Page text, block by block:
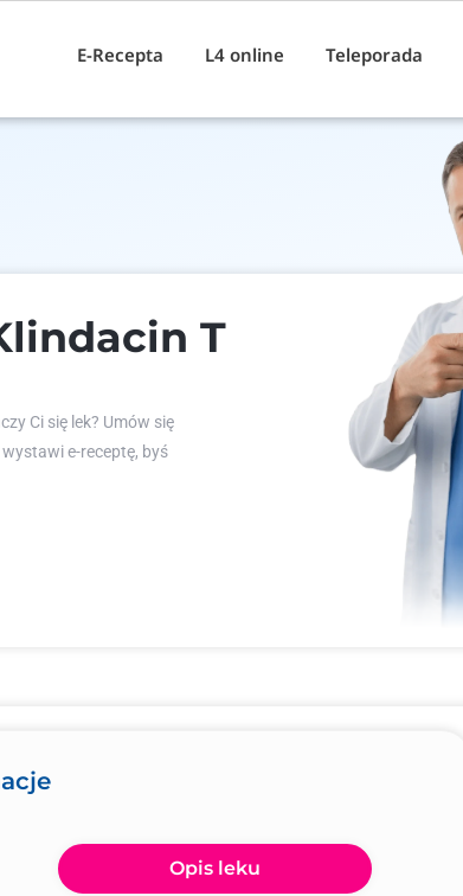
E-Recepta L4 online Teleporada
T
Ci się lek? Umów się
e-receptę, byś
Opis leku